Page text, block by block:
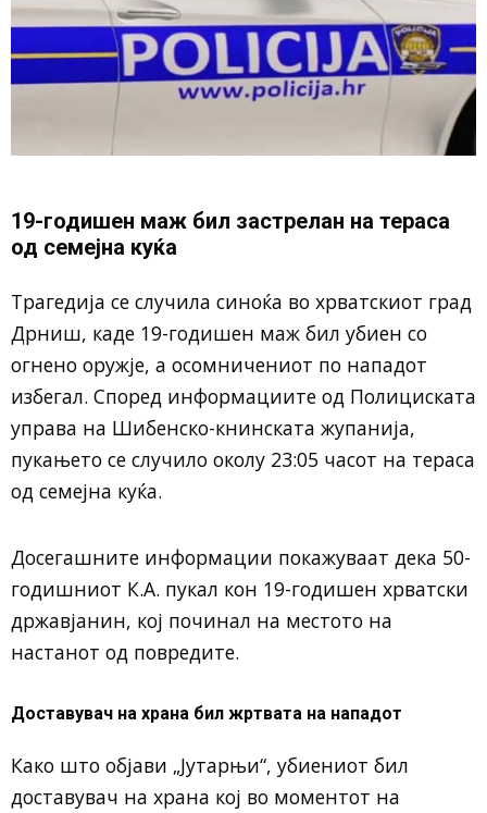
19-годишен маж бил застрелан на тераса
од семејна куќа
Трагедија се случила синоќа во хрватскиот град
Дрниш, каде 19-годишен маж бил убиен со
огнено оружје, а осомничениот по нападот
избегал. Според информациите од Полициската
управа на Шибенско-книнската жупанија,
пукањето се случило околу 23:05 часот на тераса
од семејна куќа.
Досегашните информации покажуваат дека 50-
годишниот К.А. пукал кон 19-годишен хрватски
државјанин, кој починал на местото на
настанот од повредите.
Доставувач на храна бил жртвата на нападот
Како што објави „Јутарњи“, убиениот бил
доставувач на храна кој во моментот на